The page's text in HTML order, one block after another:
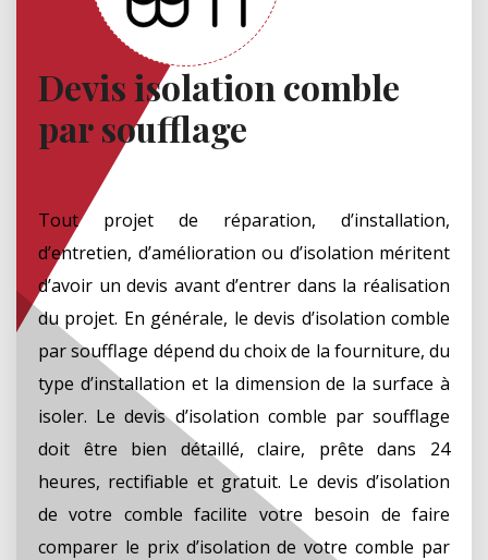
Devis isolation comble
par soufflage
Tout projet de réparation, d’installation,
d’entretien, d’amélioration ou d’isolation méritent
d’avoir un devis avant d’entrer dans la réalisation
du projet. En générale, le devis d’isolation comble
par soufflage dépend du choix de la fourniture, du
type d’installation et la dimension de la surface à
isoler. Le devis d’isolation comble par soufflage
doit être bien détaillé, claire, prête dans 24
heures, rectifiable et gratuit. Le devis d’isolation
de votre comble facilite votre besoin de faire
comparer le prix d’isolation de votre comble par